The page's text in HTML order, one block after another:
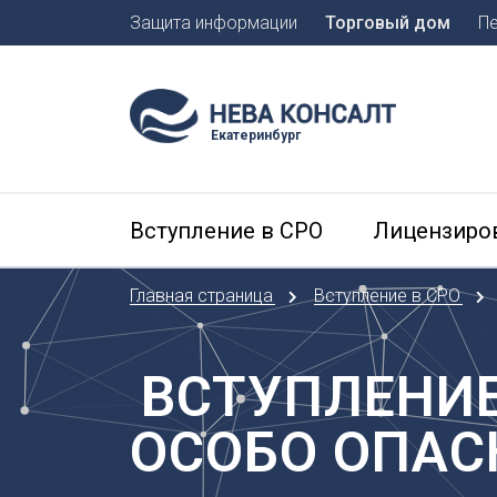
Б
Барнаул
Белгород
Брянск
В
Защита информации Торговый дом
Екатеринбург
Вступление в СРО
Главная страница Вступление в СРО
ОСОБО